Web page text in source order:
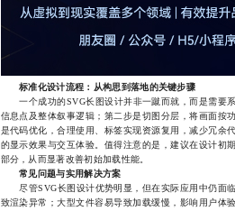
标准化设计流程：从构思到落地的关键步骤
一个成功的SVG长图设计并非一蹴而就，而是需要
信息点及整体叙事逻辑；第二步是切图分层，将画面按
是代码优化，合理使用
标签实现资源复用，减少冗余
的显示效果与交互体验。值得注意的是，建议在设计初
部分，从而显著改善初始加载性能。
常见问题与实用解决方案
尽管SVG长图设计优势明显，但在实际应用中仍面
致渲染异常；大型文件容易导致加载缓慢，影响用户体